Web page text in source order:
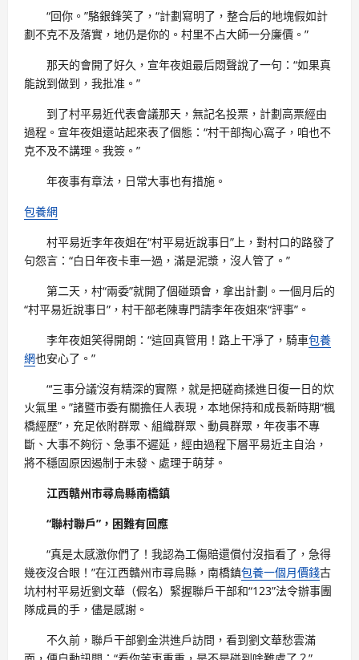
“回你。”駱銀鋒笑了，“計劃寫明了，整合后的地塊假如計
劃不克不及落實，地仍是你的。村里不占大師一分廉價。”
那天的會開了好久，宣年夜姐最后悶聲說了一句：“如果真
能說到做到，我批准。”
到了村平易近代表會議那天，無記名投票，計劃高票經由
過程。宣年夜姐還站起來表了個態：“村干部掏心窩子，咱也不
克不及不講理。我簽。”
年夜事有章法，日常大事也有措施。
包養網
村平易近李年夜姐在“村平易近說事日”上，對村口的路發了
句怨言：“白日年夜卡車一過，滿是泥漿，沒人管了。”
第二天，村“兩委”就開了個碰頭會，拿出計劃。一個月后的
“村平易近說事日”，村干部老陳專門請李年夜姐來“評事”。
李年夜姐笑得開朗：“這回真管用！路上干凈了，騎車包養
網也安心了。”
“‘三事分議’沒有精深的實際，就是把磋商揉進日復一日的炊
火氣里。”諸暨市委有關擔任人表現，本地保持和成長新時期“楓
橋經歷”，充足依附群眾、組織群眾、動員群眾，年夜事不專
斷、大事不夠衍、急事不遲延，經由過程下層平易近主自治，
將不穩固原因遏制于未發、處理于萌芽。
江西贛州市尋烏縣南橋鎮
“聯村聯戶”，困難有回應
“真是太感激你們了！我認為工傷賠還償付沒指看了，急得
幾夜沒合眼！”在江西贛州市尋烏縣，南橋鎮包養一個月價錢古
坑村村平易近劉文華（假名）緊握聯戶干部和“123”法令辦事團
隊成員的手，儘是感謝。
不久前，聯戶干部劉金洪進戶訪問，看到劉文華愁雲滿